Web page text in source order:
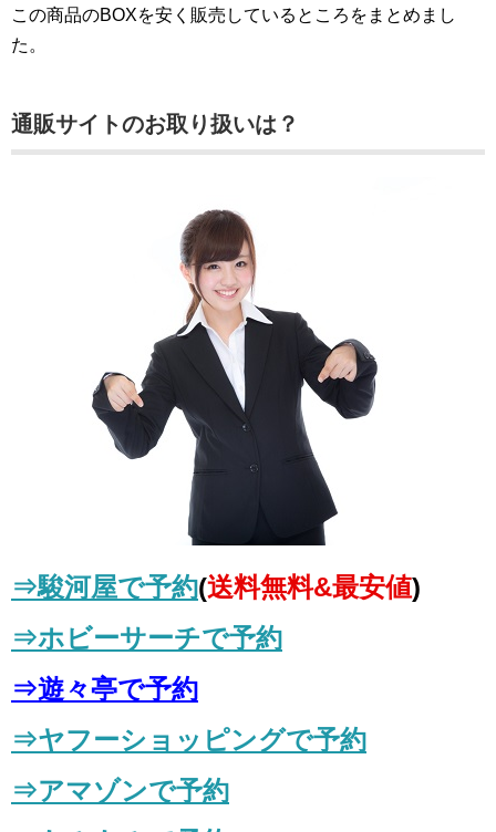
この商品のBOXを安く販売しているところをまとめまし
た。
通販サイトのお取り扱いは？
⇒駿河屋で予約(送料無料&最安値)
⇒ホビーサーチで予約
⇒遊々亭で予約
⇒ヤフーショッピングで予約
⇒アマゾンで予約